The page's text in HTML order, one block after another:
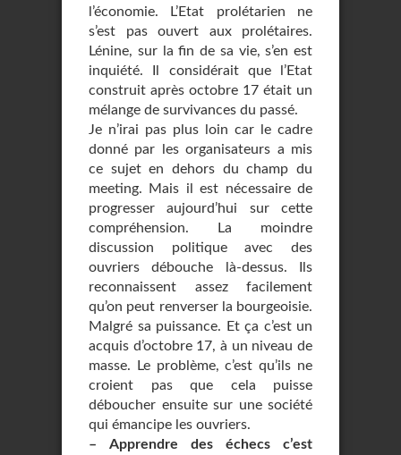
l’économie. L’Etat prolétarien ne
s’est pas ouvert aux prolétaires.
Lénine, sur la fin de sa vie, s’en est
inquiété. Il considérait que l’Etat
construit après octobre 17 était un
mélange de survivances du passé.
Je n’irai pas plus loin car le cadre
donné par les organisateurs a mis
ce sujet en dehors du champ du
meeting. Mais il est nécessaire de
progresser aujourd’hui sur cette
compréhension. La moindre
discussion politique avec des
ouvriers débouche là-dessus. Ils
reconnaissent assez facilement
qu’on peut renverser la bourgeoisie.
Malgré sa puissance. Et ça c’est un
acquis d’octobre 17, à un niveau de
masse. Le problème, c’est qu’ils ne
croient pas que cela puisse
déboucher ensuite sur une société
qui émancipe les ouvriers.
–
Apprendre des échecs c’est